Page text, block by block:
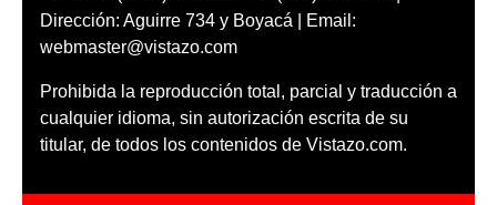
Dirección: Aguirre 734 y Boyacá | Email:
webmaster@vistazo.com
Prohibida la reproducción total, parcial y traducción a
cualquier idioma, sin autorización escrita de su
titular, de todos los contenidos de Vistazo.com.